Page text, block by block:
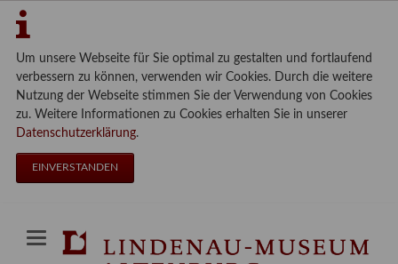
Um unsere Webseite für Sie optimal zu gestalten und fortlaufend
verbessern zu können, verwenden wir Cookies. Durch die weitere
Nutzung der Webseite stimmen Sie der Verwendung von Cookies
zu. Weitere Informationen zu Cookies erhalten Sie in unserer
Datenschutzerklärung.
EINVERSTANDEN